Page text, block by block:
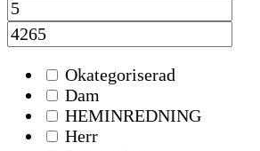
Okategoriserad
Dam
HEMINREDNING
Herr